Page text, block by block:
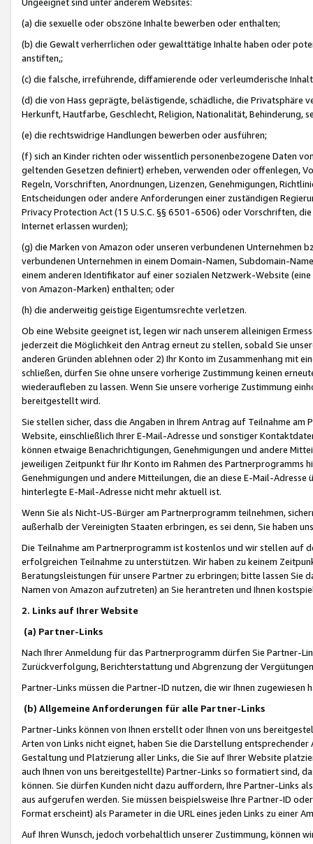
(a) die sexuelle oder obszöne Inhalte bewerben oder enthalten;
(b) die Gewalt verherrlichen oder gewalttätige Inhalte haben oder
anstiften,;
(c) die falsche, irreführende, diffamierende oder verleumderische
(d) die von Hass geprägte, belästigende, schädliche, die Privatsphäre
Herkunft, Hautfarbe, Geschlecht, Religion, Nationalität, Behinderung,
(e) die rechtswidrige Handlungen bewerben oder ausführen;
(f) sich an Kinder richten oder wissentlich personenbezogene Daten
geltenden Gesetzen definiert) erheben, verwenden oder offenlegen,
Regeln, Vorschriften, Anordnungen, Lizenzen, Genehmigungen,
Entscheidungen oder andere Anforderungen einer zuständigen
Privacy Protection Act (15 U.S.C. §§ 6501-6506) oder Vorschriften,
Internet erlassen wurden);
(g) die Marken von Amazon oder unseren verbundenen Unternehmen
verbundenen Unternehmen in einem Domain-Namen, Subdomain-
einem anderen Identifikator auf einer sozialen Netzwerk-Website
von Amazon-Marken) enthalten; oder
(h) die anderweitig geistige Eigentumsrechte verletzen.
Ob eine Website geeignet ist, legen wir nach unserem alleinigen
jederzeit die Möglichkeit den Antrag erneut zu stellen, sobald Sie
anderen Gründen ablehnen oder 2) Ihr Konto im Zusammenhang mit
schließen, dürfen Sie ohne unsere vorherige Zustimmung keinen
wiederaufleben zu lassen. Wenn Sie unsere vorherige Zustimmung
bereitgestellt wird.
Sie stellen sicher, dass die Angaben in Ihrem Antrag auf Teilnahme
Website, einschließlich Ihrer E-Mail-Adresse und sonstiger
können etwaige Benachrichtigungen, Genehmigungen und andere
jeweiligen Zeitpunkt für Ihr Konto im Rahmen des Partnerprogramms
Genehmigungen und andere Mitteilungen, die an diese E-Mail-
hinterlegte E-Mail-Adresse nicht mehr aktuell ist.
Wenn Sie als Nicht-US-Bürger am Partnerprogramm teilnehmen,
außerhalb der Vereinigten Staaten erbringen, es sei denn, Sie haben
Die Teilnahme am Partnerprogramm ist kostenlos und wir stellen auf
erfolgreichen Teilnahme zu unterstützen. Wir haben zu keinem
Beratungsleistungen für unsere Partner zu erbringen; bitte lassen Sie
Namen von Amazon aufzutreten) an Sie herantreten und Ihnen
2. Links auf Ihrer Website
(a) Partner-Links
Nach Ihrer Anmeldung für das Partnerprogramm dürfen Sie Partner-
Zurückverfolgung, Berichterstattung und Abgrenzung der
Partner-Links müssen die Partner-ID nutzen, die wir Ihnen zugewiesen
(b) Allgemeine Anforderungen für alle Partner-Links
Partner-Links können von Ihnen erstellt oder Ihnen von uns
Arten von Links nicht eignet, haben Sie die Darstellung
Gestaltung und Platzierung aller Links, die Sie auf Ihrer Website
auch Ihnen von uns bereitgestellte) Partner-Links so formatiert sind,
können. Sie dürfen Kunden nicht dazu auffordern, Ihre Partner-Links
aus aufgerufen werden. Sie müssen beispielsweise Ihre Partner-ID
Format erscheint) als Parameter in die URL eines jeden Links zu einer
Auf Ihren Wunsch, jedoch vorbehaltlich unserer Zustimmung, können